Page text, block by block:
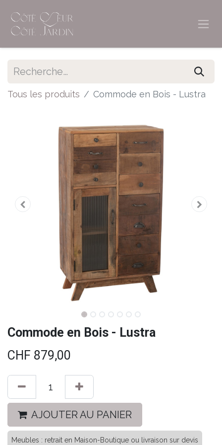
Tous les produits Commode en Bois - Lustra
Commode en Bois - Lustra
CHF 879,00
AJOUTER AU PANIER
Meubles : retrait en Maison-Boutique ou livraison sur devis